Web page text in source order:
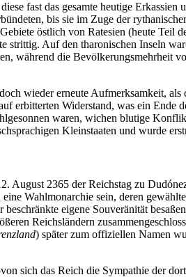
fast das gesamte heutige
bis sie im Zuge der
östlich von Ratesien (heute Teil
strittig. Auf den tharonischen Inseln
während die Bevölkerungsmehrheit
wieder erneute Aufmerksamkeit,
erbitterten Widerstand, was ein
waren, wichen blutige
Kleinstaaten und wurde
August 2365 der Reichstag zu
Wahlmonarchie sein, deren
eigene Souveränität
Reichsländern
) später zum offiziellen Namen
sich das Reich die Sympathie der